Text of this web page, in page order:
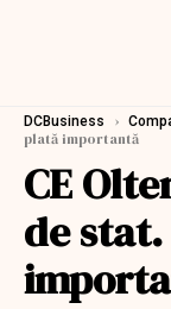
DCBusiness ›
plată importantă
CE
de